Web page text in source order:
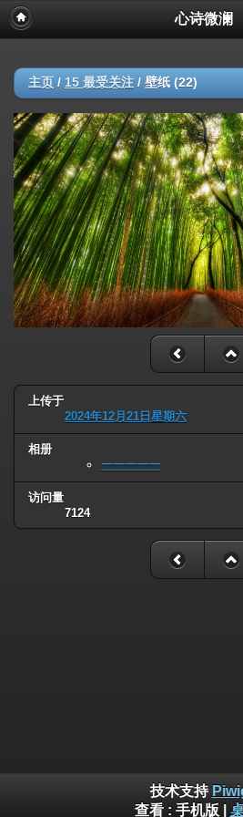
心诗微澜
主页 / 15 最受关注 / 壁纸 (22)
上传于
2024年12月21日星期六
相册
一一一一一
访问量
7124
技术支持
查看 : 手机版